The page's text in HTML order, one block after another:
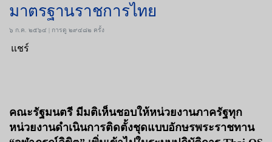
มาตรฐานราชการไทย
๖ ก.ค. ๒๕๖๔ | การดู ๒๙๔๘๒ ครั้ง
แชร์
คณะรัฐมนตรี มีมติเห็นชอบให้หน่วยงานภาครัฐทุก
หน่วยงานดำเนินการติดตั้งชุดแบบอักษรพระราชทาน